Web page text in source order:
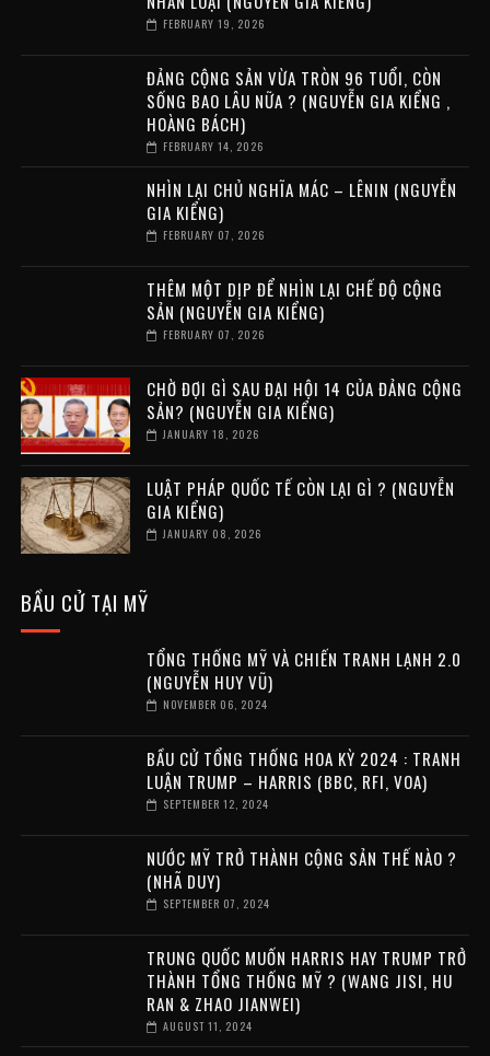
FEBRUARY 19, 2026
ĐẢNG CỘNG SẢN VỪA TRÒN 96 TUỔI, CÒN
SỐNG BAO LÂU NỮA ? (NGUYỄN GIA KIỂNG ,
HOÀNG BÁCH)
FEBRUARY 14, 2026
NHÌN LẠI CHỦ NGHĨA MÁC – LÊNIN (NGUYỄN
GIA KIỂNG)
FEBRUARY 07, 2026
THÊM MỘT DỊP ĐỂ NHÌN LẠI CHẾ ĐỘ CỘNG
SẢN (NGUYỄN GIA KIỂNG)
FEBRUARY 07, 2026
CHỜ ĐỢI GÌ SAU ĐẠI HỘI 14 CỦA ĐẢNG CỘNG
SẢN? (NGUYỄN GIA KIỂNG)
JANUARY 18, 2026
LUẬT PHÁP QUỐC TẾ CÒN LẠI GÌ ? (NGUYỄN
GIA KIỂNG)
JANUARY 08, 2026
BẦU CỬ TẠI MỸ
TỔNG THỐNG MỸ VÀ CHIẾN TRANH LẠNH 2.0
(NGUYỄN HUY VŨ)
NOVEMBER 06, 2024
BẦU CỬ TỔNG THỐNG HOA KỲ 2024 : TRANH
LUẬN TRUMP – HARRIS (BBC, RFI, VOA)
SEPTEMBER 12, 2024
NƯỚC MỸ TRỞ THÀNH CỘNG SẢN THẾ NÀO ?
(NHÃ DUY)
SEPTEMBER 07, 2024
TRUNG QUỐC MUỐN HARRIS HAY TRUMP TRỞ
THÀNH TỔNG THỐNG MỸ ? (WANG JISI, HU
RAN & ZHAO JIANWEI)
AUGUST 11, 2024